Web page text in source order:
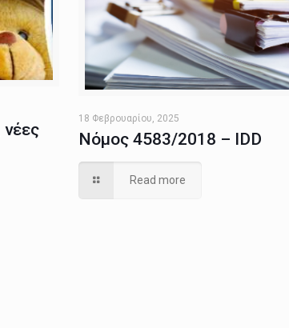
18 Φεβρουαρίου, 2025
Νόμος 4583/2018 – IDD
Read more